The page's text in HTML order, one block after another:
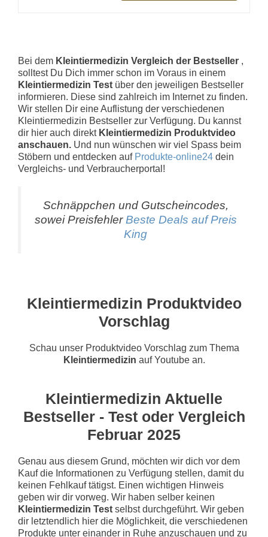
Bei dem Kleintiermedizin Vergleich der Bestseller ,
solltest Du Dich immer schon im Voraus in einem
Kleintiermedizin Test über den jeweiligen Bestseller
informieren. Diese sind zahlreich im Internet zu finden.
Wir stellen Dir eine Auflistung der verschiedenen
Kleintiermedizin Bestseller zur Verfügung. Du kannst
dir hier auch direkt Kleintiermedizin Produktvideo
anschauen. Und nun wünschen wir viel Spass beim
Stöbern und entdecken auf Produkte-online24 dein
Vergleichs- und Verbraucherportal!
Schnäppchen und Gutscheincodes,
sowei Preisfehler Beste Deals auf Preis
King
Kleintiermedizin Produktvideo
Vorschlag
Schau unser Produktvideo Vorschlag zum Thema
Kleintiermedizin auf Youtube an.
Kleintiermedizin Aktuelle
Bestseller - Test oder Vergleich
Februar 2025
Genau aus diesem Grund, möchten wir dich vor dem
Kauf die Informationen zu Verfügung stellen, damit du
keinen Fehlkauf tätigst. Einen wichtigen Hinweis
geben wir dir vorweg. Wir haben selber keinen
Kleintiermedizin Test selbst durchgeführt. Wir geben
dir letztendlich hier die Möglichkeit, die verschiedenen
Produkte unter einander in Ruhe anzuschauen und zu